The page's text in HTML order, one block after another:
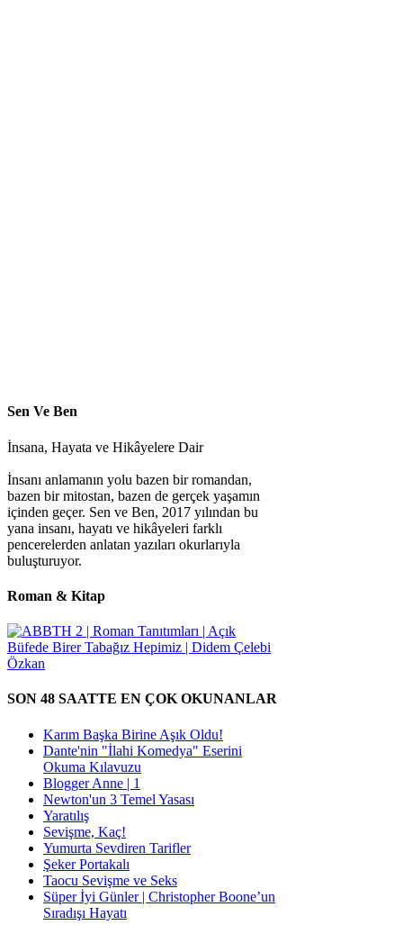
Sen Ve Ben
İnsana, Hayata ve Hikâyelere Dair
İnsanı anlamanın yolu bazen bir romandan,
bazen bir mitostan, bazen de gerçek yaşamın
içinden geçer. Sen ve Ben, 2017 yılından bu
yana insanı, hayatı ve hikâyeleri farklı
pencerelerden anlatan yazıları okurlarıyla
buluşturuyor.
Roman & Kitap
SON 48 SAATTE EN ÇOK OKUNANLAR
Karım Başka Birine Aşık Oldu!
Dante'nin "İlahi Komedya" Eserini
Okuma Kılavuzu
Blogger Anne | 1
Newton'un 3 Temel Yasası
Yaratılış
Sevişme, Kaç!
Yumurta Sevdiren Tarifler
Şeker Portakalı
Taocu Sevişme ve Seks
Süper İyi Günler | Christopher Boone’un
Sıradışı Hayatı